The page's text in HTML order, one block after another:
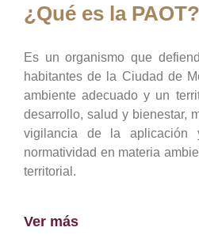
¿Qué es la PAOT?
Es un organismo que
habitantes de la Ciudad de
ambiente adecuado y un
desarrollo, salud y bienestar,
vigilancia de la aplicación
normatividad en materia
territorial.
Ver más